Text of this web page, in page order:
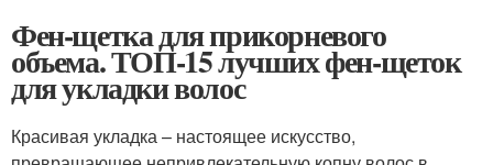
Фен-щетка для прикорневого
объема. ТОП-15 лучших фен-щеток
для укладки волос
Красивая укладка – настоящее искусство,